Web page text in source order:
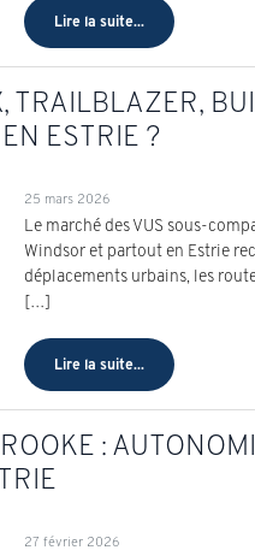
Lire la suite...
TRAILBLAZER,
ESTRIE ?
25 mars 2026
Le marché des VUS sous-
Windsor et partout en Estrie
déplacements urbains, les
[…]
Lire la suite...
:
27 février 2026